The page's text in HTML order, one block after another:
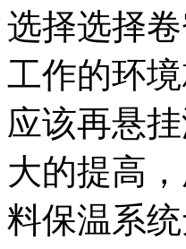
选择选择
工作的环
应该再悬
大的提高
料保温系